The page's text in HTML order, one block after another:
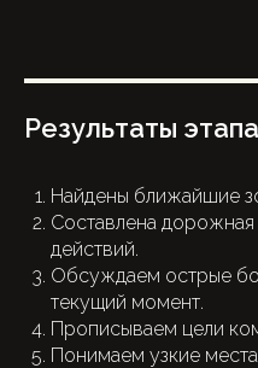
Результаты
Найдены ближайшие
Составлена дорожная
действий.
Обсуждаем острые
текущий момент.
Прописываем цели
Понимаем узкие